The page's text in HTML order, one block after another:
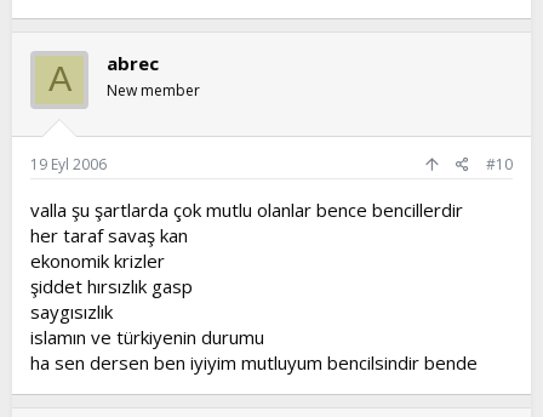
A abrec
New member
19 Eyl 2006 #10
valla şu şartlarda çok mutlu olanlar bence bencillerdir
her taraf savaş kan
ekonomik krizler
şiddet hırsızlık gasp
saygısızlık
islamın ve türkiyenin durumu
ha sen dersen ben iyiyim mutluyum bencilsindir bende